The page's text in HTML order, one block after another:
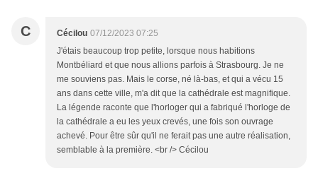
C Cécilou 07/12/2023 07:25
J'étais beaucoup trop petite, lorsque nous habitions
Montbéliard et que nous allions parfois à Strasbourg. Je ne
me souviens pas. Mais le corse, né là-bas, et qui a vécu 15
ans dans cette ville, m'a dit que la cathédrale est magnifique.
La légende raconte que l'horloger qui a fabriqué l'horloge de
la cathédrale a eu les yeux crevés, une fois son ouvrage
achevé. Pour être sûr qu'il ne ferait pas une autre réalisation,
semblable à la première. <br /> Cécilou